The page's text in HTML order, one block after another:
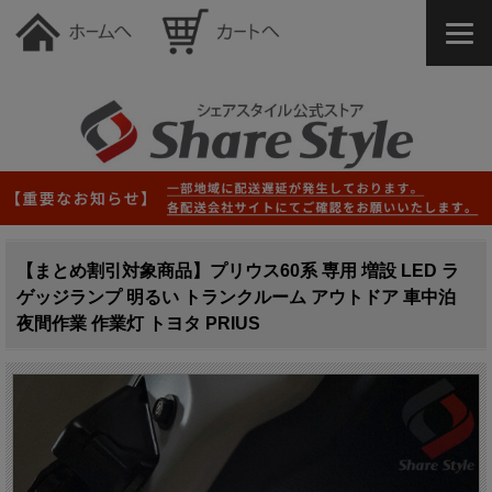
【まとめ割引対象商品】プリウス60系 専用 増設 LED ラ
ゲッジランプ 明るい トランクルーム アウトドア 車中泊
夜間作業 作業灯 トヨタ PRIUS